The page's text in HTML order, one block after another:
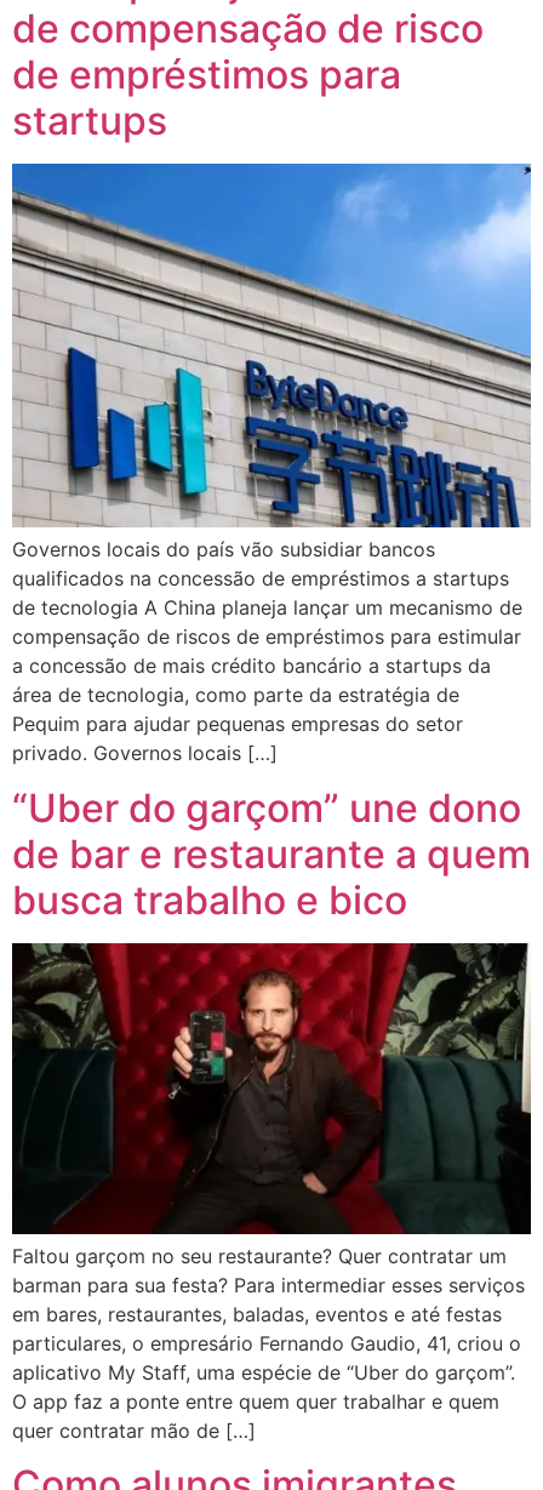
de compensação de risco
de empréstimos para
startups
Governos locais do país vão subsidiar bancos
qualificados na concessão de empréstimos a startups
de tecnologia A China planeja lançar um mecanismo de
compensação de riscos de empréstimos para estimular
a concessão de mais crédito bancário a startups da
área de tecnologia, como parte da estratégia de
Pequim para ajudar pequenas empresas do setor
privado. Governos locais […]
“Uber do garçom” une dono
de bar e restaurante a quem
busca trabalho e bico
Faltou garçom no seu restaurante? Quer contratar um
barman para sua festa? Para intermediar esses serviços
em bares, restaurantes, baladas, eventos e até festas
particulares, o empresário Fernando Gaudio, 41, criou o
aplicativo My Staff, uma espécie de “Uber do garçom”.
O app faz a ponte entre quem quer trabalhar e quem
quer contratar mão de […]